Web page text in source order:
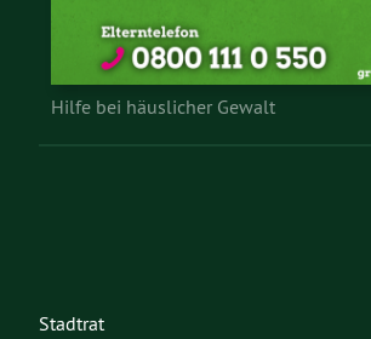
Hilfe bei häuslicher Gewalt
Stadtrat